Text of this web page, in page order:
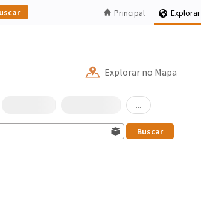
Explorar
Principal
Explorar no Mapa
...